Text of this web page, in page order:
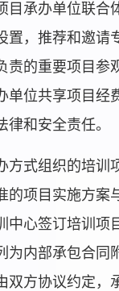
目承办单位联合
置，推荐和邀请
责的重要项目参
单位共享项目经
和安全责任。
方式组织的培训
的项目实施方案
中心签订培训项
为内部承包合同
双方协议约定，